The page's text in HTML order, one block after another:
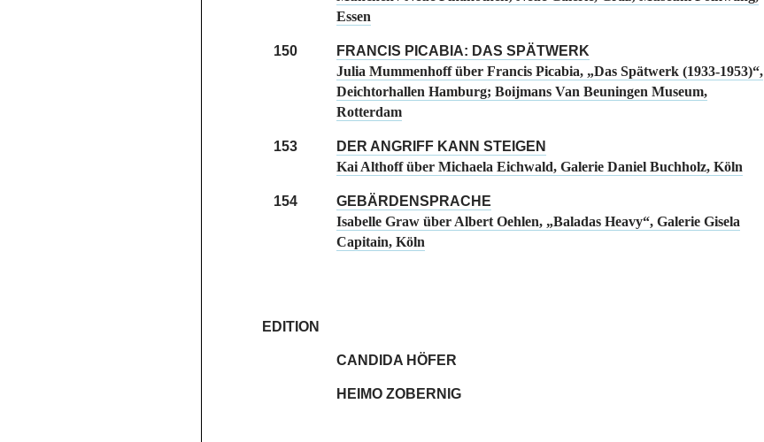
Essen
150
FRANCIS PICABIA: DAS SPÄTWERK
Julia Mummenhoff über Francis Picabia, „Das Spätwerk (1933-1953)“,
Deichtorhallen Hamburg; Boijmans Van Beuningen Museum,
Rotterdam
153
DER ANGRIFF KANN STEIGEN
Kai Althoff über Michaela Eichwald, Galerie Daniel Buchholz, Köln
154
GEBÄRDENSPRACHE
Isabelle Graw über Albert Oehlen, „Baladas Heavy“, Galerie Gisela
Capitain, Köln
EDITION
CANDIDA HÖFER
HEIMO ZOBERNIG